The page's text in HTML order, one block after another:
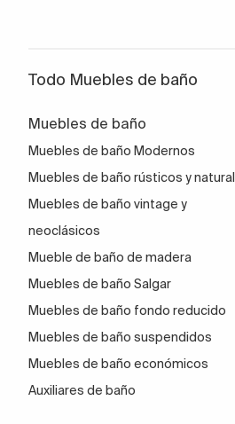
Todo Muebles de baño
Muebles de baño
Muebles de baño Modernos
Muebles de baño rústicos y natural
Muebles de baño vintage y
neoclásicos
Mueble de baño de madera
Muebles de baño Salgar
Muebles de baño fondo reducido
Muebles de baño suspendidos
Muebles de baño económicos
Auxiliares de baño